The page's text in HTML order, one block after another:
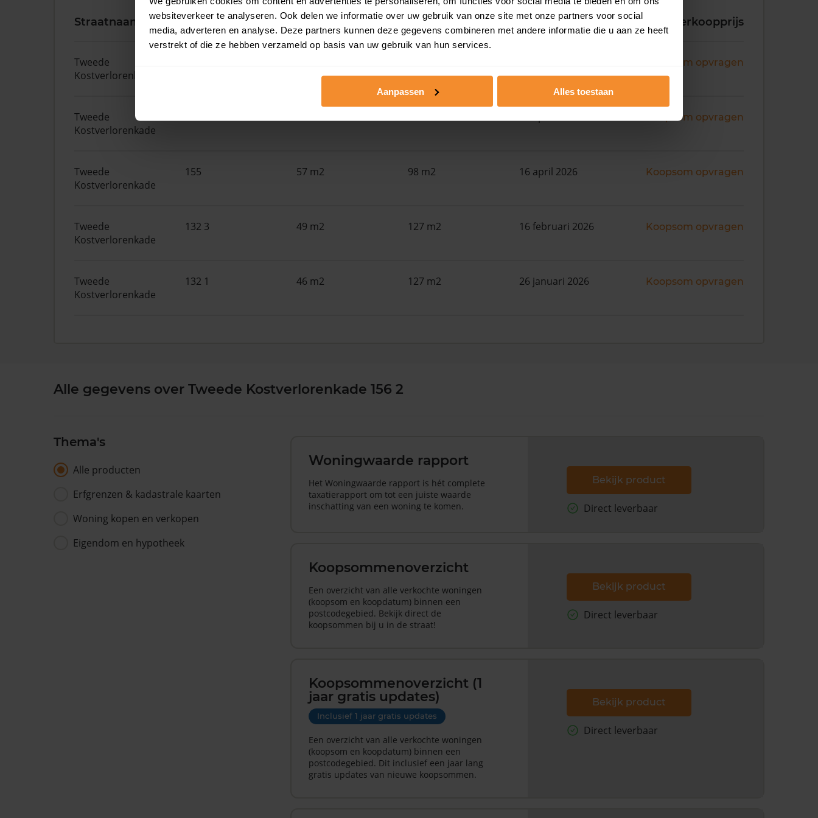
websiteverkeer te analyseren. Ook delen we informatie over uw gebruik van onze site met onze partners voor social
media, adverteren en analyse. Deze partners kunnen deze gegevens combineren met andere informatie die u aan ze heeft
verstrekt of die ze hebben verzameld op basis van uw gebruik van hun services.
Aanpassen Alles toestaan
Straatnaam Huisnr. Woonoppervlak Perceel Verkoopdatum Verkoopprijs
Tweede
Kostverlorenkade
Koopsom opvragen
Tweede
Kostverlorenkade
Koopsom opvragen
Tweede
Kostverlorenkade
155 57 m2 98 m2 16 april 2026 Koopsom opvragen
Tweede
Kostverlorenkade
132 3 49 m2 127 m2 16 februari 2026 Koopsom opvragen
Tweede
Kostverlorenkade
132 1 46 m2 127 m2 26 januari 2026 Koopsom opvragen
Alle gegevens over Tweede Kostverlorenkade 156 2
Thema's
Alle producten
Erfgrenzen & kadastrale kaarten
Woning kopen en verkopen
Eigendom en hypotheek
Woningwaarde rapport
Het Woningwaarde rapport is hét complete
taxatierapport om tot een juiste waarde
inschatting van een woning te komen.
Bekijk product
Direct leverbaar
Koopsommenoverzicht
Een overzicht van alle verkochte woningen
(koopsom en koopdatum) binnen een
postcodegebied. Bekijk direct de
koopsommen bij u in de straat!
Bekijk product
Direct leverbaar
Koopsommenoverzicht (1
jaar gratis updates)
Inclusief 1 jaar gratis updates
Een overzicht van alle verkochte woningen
(koopsom en koopdatum) binnen een
postcodegebied. Dit inclusief een jaar lang
gratis updates van nieuwe koopsommen.
Bekijk product
Direct leverbaar